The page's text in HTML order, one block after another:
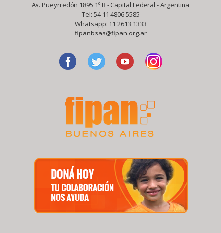
Av. Pueyrredón 1895 1º B - Capital Federal - Argentina
Tel: 54 11 4806 5585
Whatsapp: 11 2613 1333
fipanbsas@fipan.org.ar